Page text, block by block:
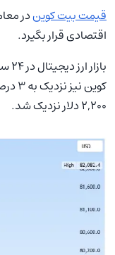
قیمت بیت کویندر معاملات ۱۶
اقتصادی قرار بگیرد.
کوین نیز نزدیک به ۳ درصد افت کرد و تا محدوده ۷۷,۹۳۷ دلار پایین آمد. همزمان
۲,۲۰۰ دلار نزدیک شد.